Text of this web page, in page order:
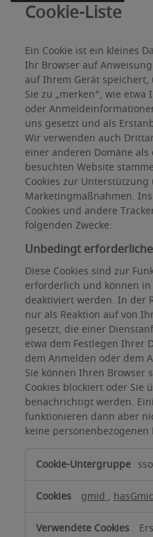
Cookie-Liste
Ein Cookie ist ein kleines
Ihr Browser auf
auf Ihrem Gerät
Sie zu „merken“, wie
oder
uns gesetzt und als
Wir verwenden auch
einer anderen Domäne
besuchten Website
Cookies zur
Marketingmaßnahmen.
Cookies und andere
folgenden Zwecke:
Unbedingt
Diese Cookies sind zur
erforderlich und können
deaktiviert werden. In der
nur als Reaktion auf von
gesetzt, die einer
etwa dem Festlegen Ihrer
dem Anmelden oder dem
Sie können Ihren Browser
Cookies blockiert oder Sie
benachrichtigt werden.
funktionieren dann aber
keine personenbezogenen
Unbedingt
erforderliche
Cookies
gmid,